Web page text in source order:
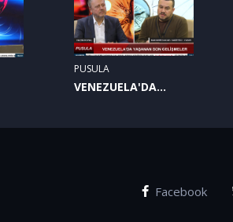
PUSULA
VENEZUELA'DA
Facebook